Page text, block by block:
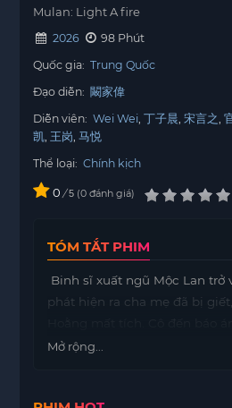
Mulan: Light A fire
2026
98 Phút
Quốc gia: Trung Quốc
Đạo diễn: 闞家偉
Diễn viên: Wei Wei 丁子晨 宋言之
凯 王岗 马悦
Thể loại: Chính kịch
0 / 5 0 đánh giá
TÓM TẮT PHIM
Binh sĩ xuất ngũ Mộc Lan trở
phát hiện ra cha mẹ đã bị
Huân, nhưng bị dẫn dắt để tin
Mở rộng...